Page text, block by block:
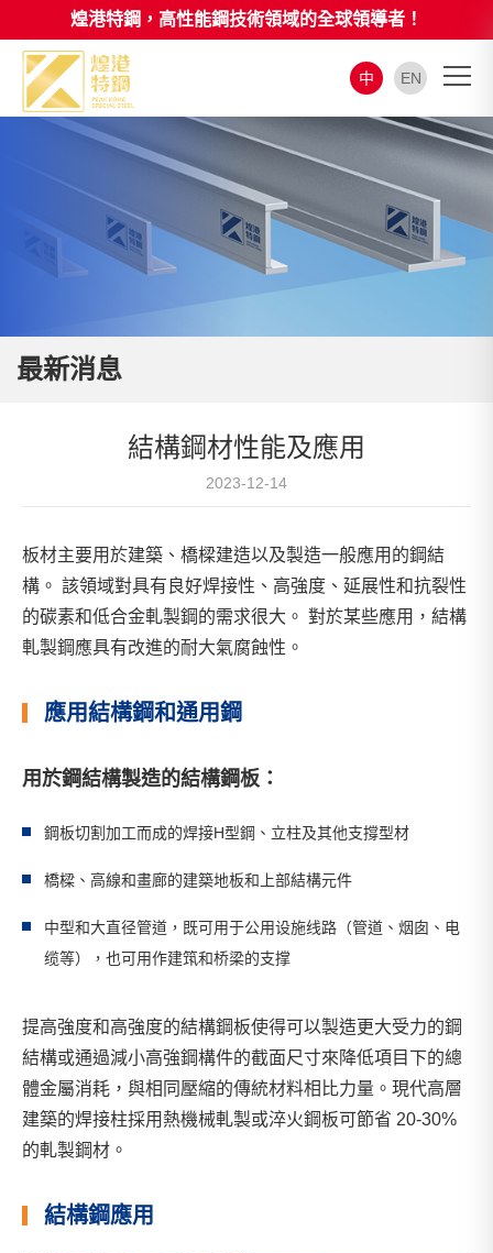
煌港特鋼，高性能鋼技術領域的全球領導者！
中 EN
最新消息
結構鋼材性能及應用
2023-12-14
板材主要用於建築、橋樑建造以及製造一般應用的鋼結
構。 該領域對具有良好焊接性、高強度、延展性和抗裂性
的碳素和低合金軋製鋼的需求很大。 對於某些應用，結構
軋製鋼應具有改進的耐大氣腐蝕性。
應用結構鋼和通用鋼
用於鋼結構製造的結構鋼板：
鋼板切割加工而成的焊接H型鋼、立柱及其他支撐型材
橋樑、高線和畫廊的建築地板和上部結構元件
中型和大直径管道，既可用于公用设施线路（管道、烟囱、电
缆等），也可用作建筑和桥梁的支撑
提高強度和高強度的結構鋼板使得可以製造更大受力的鋼
結構或通過減小高強鋼構件的截面尺寸來降低項目下的總
體金屬消耗，與相同壓縮的傳統材料相比力量。現代高層
建築的焊接柱採用熱機械軋製或淬火鋼板可節省 20-30%
的軋製鋼材。
結構鋼應用